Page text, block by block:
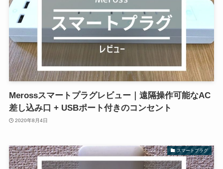
Merossスマートプラグレビュー｜遠隔操作可能なAC
差し込み口 + USBポート付きのコンセント
2020年8月4日
スマートプラグ